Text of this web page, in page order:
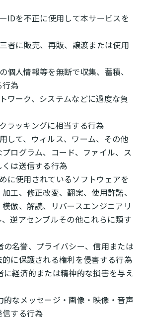
IDを不正に使用して本サービスを
者に販売、再販、譲渡または使用
個人情報等を無断で収集、蓄積、
行為
ワーク、システムなどに過度な負
ラッキングに相当する行為
して、ウィルス、ワーム、その他
ログラム、コード、ファイル、ス
は送信する行為
に使用されているソフトウェアを
工、修正改変、翻案、使用許諾、
倣、解読、リバースエンジニアリ
逆アセンブルその他これらに類す
名誉、プライバシー、信用または
に保護される権利を侵害する行為
経済的または精神的な損害を与え
なメッセージ・画像・映像・音声
する行為